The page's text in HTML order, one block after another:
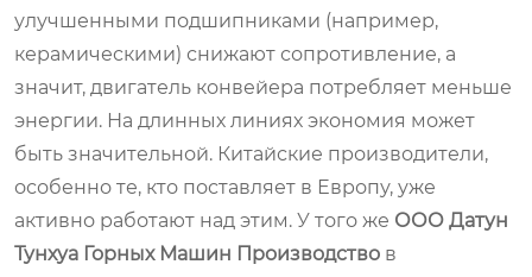
улучшенными подшипниками (например,
керамическими) снижают сопротивление, а
значит, двигатель конвейера потребляет меньше
энергии. На длинных линиях экономия может
быть значительной. Китайские производители,
особенно те, кто поставляет в Европу, уже
активно работают над этим. У того же ООО Датун
Тунхуа Горных Машин Производство в